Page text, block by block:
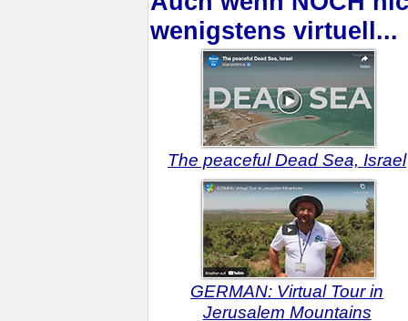
wenigstens virtuell...
The peaceful Dead Sea, Israel
GERMAN: Virtual Tour in
Jerusalem Mountains